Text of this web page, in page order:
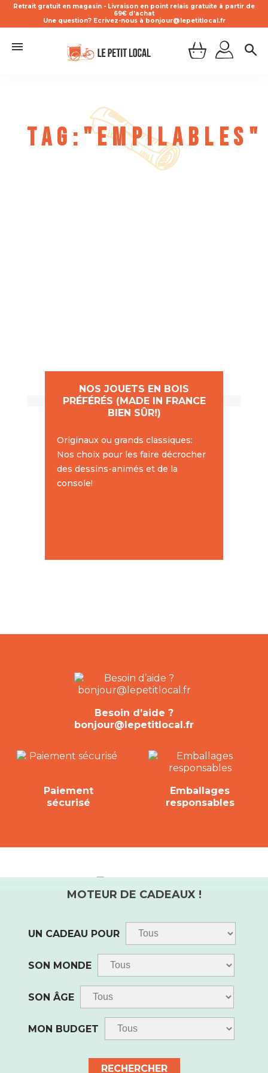
Retrait gratuit en magasin - Livraison en point relais gratuite à partir de
69€ d’achat
Une question? Ecrivez-nous à bonjour@lepetitlocal.fr
Tag:"Empilables"
NOS JOUETS EN BOIS
PRÉFÉRÉS (MADE IN FRANCE
BIEN SÛR!)
Originaux ou grands classiques:
Nos choix pour les faire décrocher
des dessins-animés et de la
console!
UN CADEAU POUR
SON MONDE
SON ÂGE
MON BUDGET
Besoin d’aide ?
bonjour@lepetitlocal.fr
Paiement
sécurisé
Emballages
responsables
Suivez-nous Facebook
Mentions légales|Politique de
retours|Données personnelles
Conditions générales de